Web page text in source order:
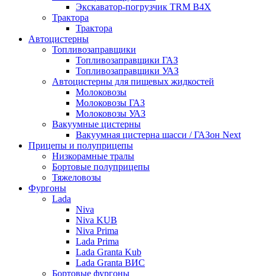
Экскаватор-погрузчик TRM B4X
Трактора
Трактора
Автоцистерны
Топливозаправщики
Топливозаправщики ГАЗ
Топливозаправщики УАЗ
Автоцистерны для пищевых жидкостей
Молоковозы
Молоковозы ГАЗ
Молоковозы УАЗ
Вакуумные цистерны
Вакуумная цистерна шасси / ГАЗон Next
Прицепы и полуприцепы
Низкорамные тралы
Бортовые полуприцепы
Тяжеловозы
Фургоны
Lada
Niva
Niva KUB
Niva Prima
Lada Prima
Lada Granta Kub
Lada Granta ВИС
Бортовые фургоны